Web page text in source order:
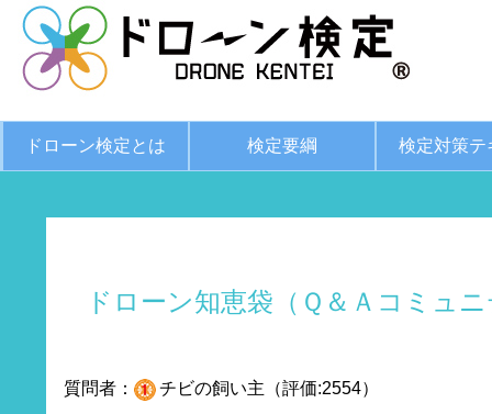
ドローン検定とは 検定要綱 検定対策テ
ドローン知恵袋（Ｑ＆Ａコミュ
質問者：
チビの飼い主（評価:2554）